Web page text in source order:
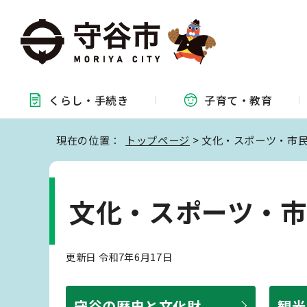
くらし・ 手続き 子育て・教育
現在の位置： トップページ > 文化・スポーツ・市
文化・スポーツ・
更新日 令和7年6月17日